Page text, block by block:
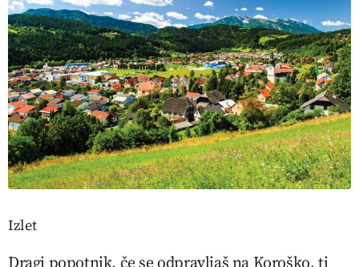
Izlet
Dragi popotnik, če se odpravljaš na Koroško, ti